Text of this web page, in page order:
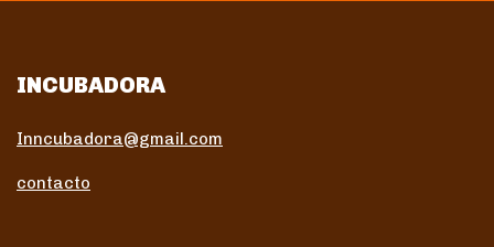
INCUBADORA
Inncubadora@gmail.com
contacto